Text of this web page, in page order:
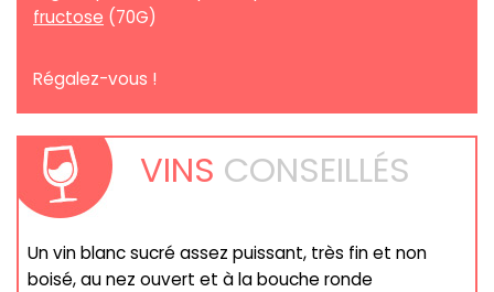
fructose (70G)
Régalez-vous !
VINS CONSEILLÉS
Un vin blanc sucré assez puissant, très fin et non
boisé, au nez ouvert et à la bouche ronde